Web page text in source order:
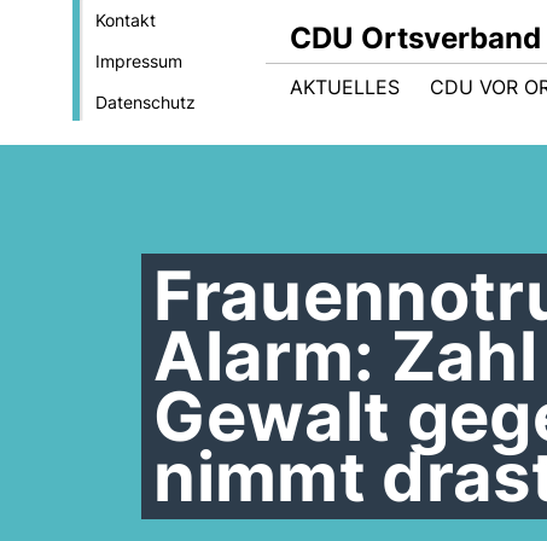
Kontakt
Impressum
Datenschutz
CDU
AKTUELLES CDU VOR
Alarm:
Gewalt
nimmt